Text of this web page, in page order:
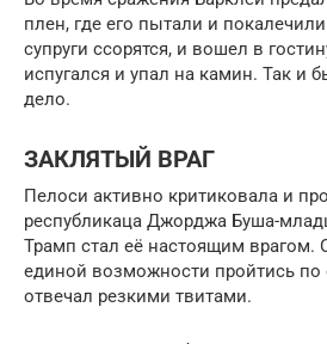
плен, где его пытали и
супруги ссорятся, и вошел в
испугался и упал на камин. Так и
дело.
ЗАКЛЯТЫЙ ВРАГ
Пелоси активно критиковала и
республикаца Джорджа Буша-
Трамп стал её настоящим врагом.
единой возможности пройтись по
отвечал резкими твитами.